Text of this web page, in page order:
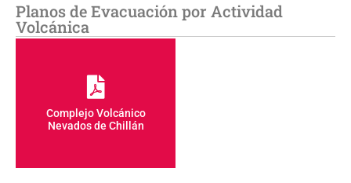
Planos de Evacuación por Actividad
Volcánica
Complejo Volcánico
Nevados de Chillán